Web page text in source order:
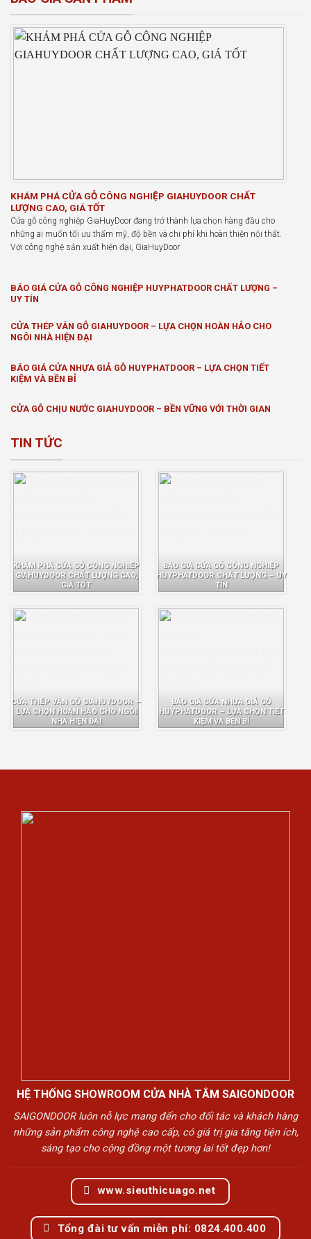
KHÁM PHÁ CỬA GỖ CÔNG NGHIỆP GIAHUYDOOR CHẤT
LƯỢNG CAO, GIÁ TỐT
Cửa gỗ công nghiệp GiaHuyDoor đang trở thành lựa chọn hàng đầu cho
những ai muốn tối ưu thẩm mỹ, độ bền và chi phí khi hoàn thiện nội thất.
Với công nghệ sản xuất hiện đại, GiaHuyDoor
BÁO GIÁ CỬA GỖ CÔNG NGHIỆP HUYPHATDOOR CHẤT LƯỢNG –
UY TÍN
CỬA THÉP VÂN GỖ GIAHUYDOOR – LỰA CHỌN HOÀN HẢO CHO
NGÔI NHÀ HIỆN ĐẠI
BÁO GIÁ CỬA NHỰA GIẢ GỖ HUYPHATDOOR – LỰA CHỌN TIẾT
KIỆM VÀ BỀN BỈ
CỬA GỖ CHỊU NƯỚC GIAHUYDOOR – BỀN VỮNG VỚI THỜI GIAN
TIN TỨC
KHÁM PHÁ CỬA GỖ CÔNG NGHIỆP
GIAHUYDOOR CHẤT LƯỢNG CAO,
GIÁ TỐT
BÁO GIÁ CỬA GỖ CÔNG NGHIỆP
HUYPHATDOOR CHẤT LƯỢNG – UY
TÍN
CỬA THÉP VÂN GỖ GIAHUYDOOR –
LỰA CHỌN HOÀN HẢO CHO NGÔI
NHÀ HIỆN ĐẠI
BÁO GIÁ CỬA NHỰA GIẢ GỖ
HUYPHATDOOR – LỰA CHỌN TIẾT
KIỆM VÀ BỀN BỈ
HỆ THỐNG SHOWROOM CỬA NHÀ TẮM SAIGONDOOR
SAIGONDOOR luôn nỗ lực mang đến cho đối tác và khách hàng
những sản phẩm công nghệ cao cấp, có giá trị gia tăng tiện ích,
sáng tạo cho cộng đồng một tương lai tốt đẹp hơn!
www.sieuthicuago.net
Tổng đài tư vấn miễn phí: 0824.400.400